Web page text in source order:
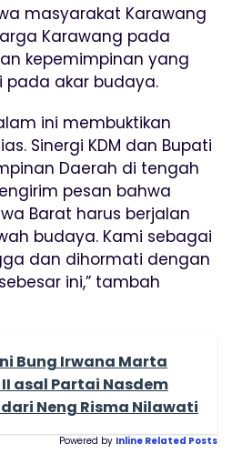
masyarakat Karawang
Karawang pada
kepemimpinan yang
pada akar budaya.
ini membuktikan
Sinergi KDM dan Bupati
Daerah di tengah
pesan bahwa
Barat harus berjalan
budaya. Kami sebagai
dan dihormati dengan
ini,” tambah
Bung Irwana Marta
II asal Partai Nasdem
Neng Risma Nilawati
Powered by Inline Related Posts